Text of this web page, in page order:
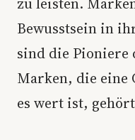
Bewusstsein in
sind die Pioniere
Marken, die eine
es wert ist,